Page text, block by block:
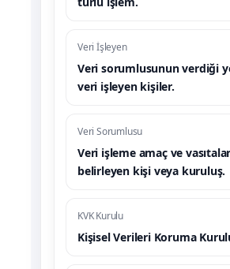
Veri İşleyen
Veri sorumlusunun verdiği
veri işleyen kişiler.
Veri Sorumlusu
Veri işleme amaç ve
belirleyen kişi veya kuruluş.
KVK Kurulu
Kişisel Verileri Koruma